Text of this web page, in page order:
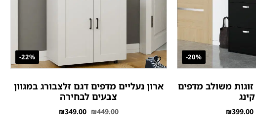
20%-
ארון נעליים ל 18-24 זוגות משולב מדפים
₪399.00
22%-
ארון נעליים מדפים דגם זלצבורג במגוון
צבעים לבחירה
₪449.00
₪349.00